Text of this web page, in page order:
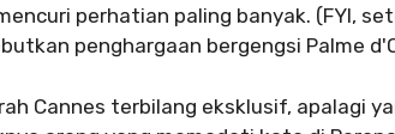
perhatian paling banyak. (FYI,
penghargaan bergengsi Palme
Cannes terbilang eksklusif, apalagi